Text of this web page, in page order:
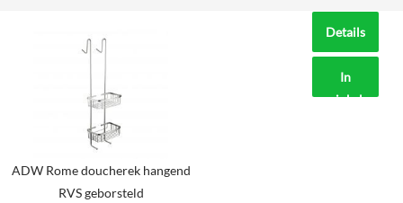
Details
In
winkelmand
ADW Rome doucherek hangend
RVS geborsteld